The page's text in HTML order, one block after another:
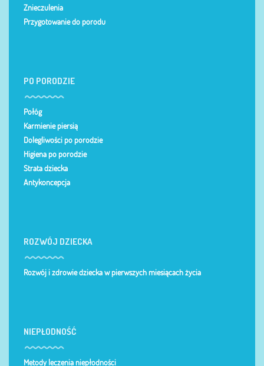
Znieczulenia
Przygotowanie do porodu
PO PORODZIE
Połóg
Karmienie piersią
Dolegliwości po porodzie
Higiena po porodzie
Strata dziecka
Antykoncepcja
ROZWÓJ DZIECKA
Rozwój i zdrowie dziecka w pierwszych miesiącach życia
NIEPŁODNOŚĆ
Metody leczenia niepłodności